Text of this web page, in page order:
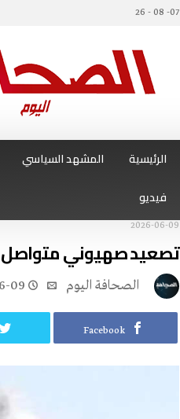
07- 08 - 26
الرئيسية المشهد السياسي
فيديو
2026-06-09
تصعيد صهيوني متواصل
09
Facebook